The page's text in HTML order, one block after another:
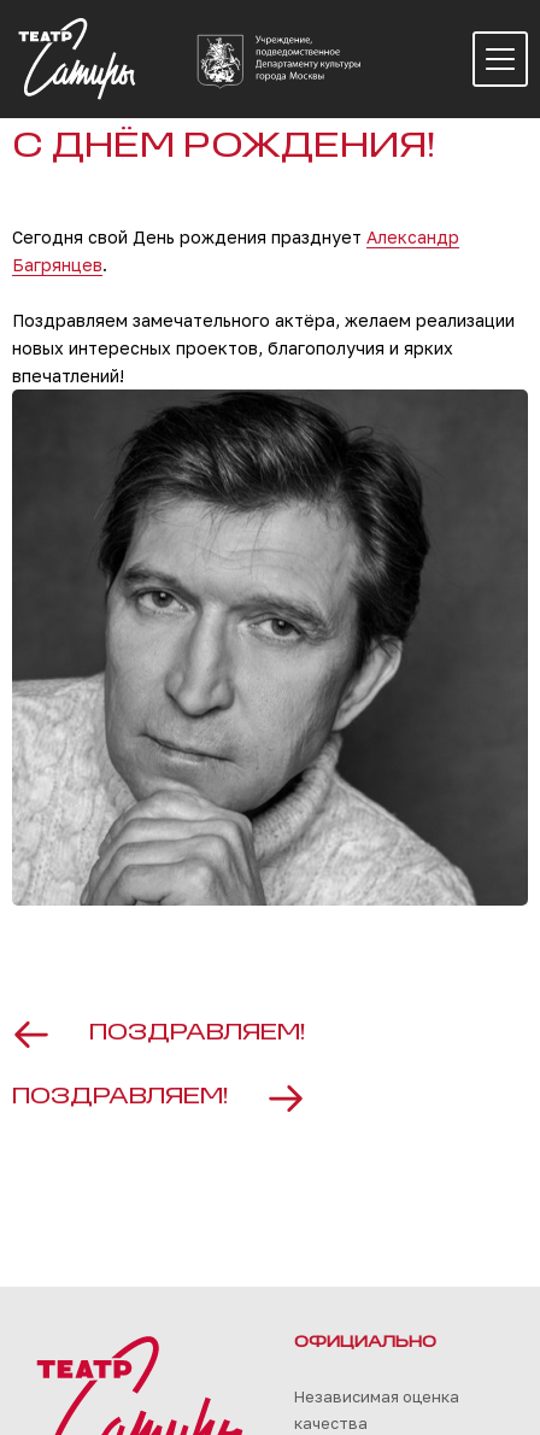
С ДНЁМ РОЖДЕНИЯ!
Сегодня свой День рождения празднует Александр
Багрянцев.
Поздравляем замечательного актёра, желаем реализации
новых интересных проектов, благополучия и ярких
впечатлений!
ПОЗДРАВЛЯЕМ!
ПОЗДРАВЛЯЕМ!
ОФИЦИАЛЬНО
Независимая оценка
качества